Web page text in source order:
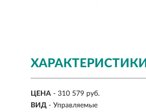
ХАРАКТЕРИСТИКИ
ЦЕНА - 310 579 руб.
ВИД - Управляемые